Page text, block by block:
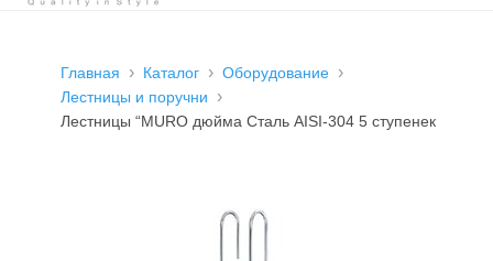
Главная Каталог
Оборудование
Лестницы и поручни
Лестницы “MURO дюйма Сталь AISI-304 5 ступенек